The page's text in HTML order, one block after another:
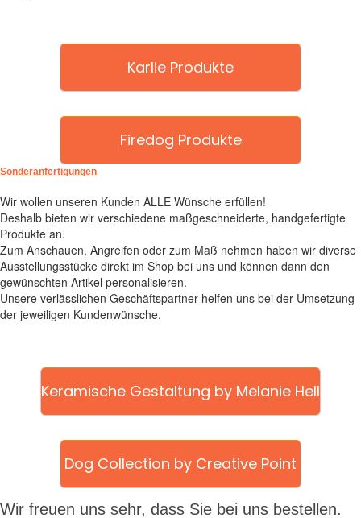
Karlie Produkte
Firedog Produkte
Sonderanfertigungen
Wir wollen unseren Kunden ALLE Wünsche erfüllen!
Deshalb bieten wir verschiedene maßgeschneiderte, handgefertigte
Produkte an.
Zum Anschauen, Angreifen oder zum Maß nehmen haben wir diverse
Ausstellungsstücke direkt im Shop bei uns und können dann den
gewünschten Artikel personalisieren.
Unsere verlässlichen Geschäftspartner helfen uns bei der Umsetzung
der jeweiligen Kundenwünsche.
Keramische Gestaltung by Melanie Hell
Dog Collection by Creative Point
Wir freuen uns sehr, dass Sie bei uns bestellen.